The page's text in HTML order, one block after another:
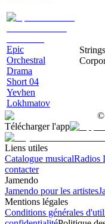
Epic
Orchestral
Drama
Short 04
Yevhen
Lokhmatov
©
Télécharger l'app
Liens utiles
Catalogue musicalRadios
contacter
Jamendo
Jamendo pour les artistes
Mentions légales
Conditions générales